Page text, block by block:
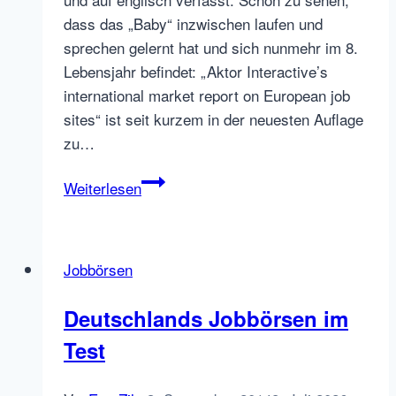
dass das „Baby“ inzwischen laufen und
sprechen gelernt hat und sich nunmehr im 8.
Lebensjahr befindet: „Aktor Interactive’s
international market report on European job
sites“ ist seit kurzem in der neuesten Auflage
zu…
WeiterlesenNeue
Jobbörsen
Deutschlands Jobbörsen im
Test